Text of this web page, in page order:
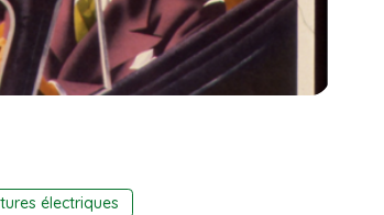
électriques